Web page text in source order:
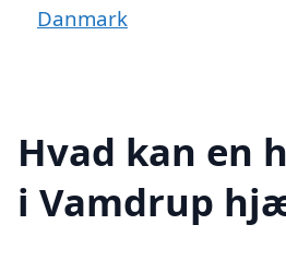
Danmark
Hvad kan en
i Vamdrup